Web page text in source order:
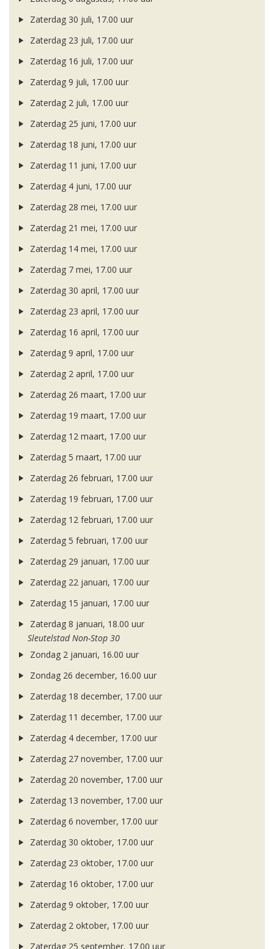
Zaterdag 30 juli, 17.00 uur
Zaterdag 23 juli, 17.00 uur
Zaterdag 16 juli, 17.00 uur
Zaterdag 9 juli, 17.00 uur
Zaterdag 2 juli, 17.00 uur
Zaterdag 25 juni, 17.00 uur
Zaterdag 18 juni, 17.00 uur
Zaterdag 11 juni, 17.00 uur
Zaterdag 4 juni, 17.00 uur
Zaterdag 28 mei, 17.00 uur
Zaterdag 21 mei, 17.00 uur
Zaterdag 14 mei, 17.00 uur
Zaterdag 7 mei, 17.00 uur
Zaterdag 30 april, 17.00 uur
Zaterdag 23 april, 17.00 uur
Zaterdag 16 april, 17.00 uur
Zaterdag 9 april, 17.00 uur
Zaterdag 2 april, 17.00 uur
Zaterdag 26 maart, 17.00 uur
Zaterdag 19 maart, 17.00 uur
Zaterdag 12 maart, 17.00 uur
Zaterdag 5 maart, 17.00 uur
Zaterdag 26 februari, 17.00 uur
Zaterdag 19 februari, 17.00 uur
Zaterdag 12 februari, 17.00 uur
Zaterdag 5 februari, 17.00 uur
Zaterdag 29 januari, 17.00 uur
Zaterdag 22 januari, 17.00 uur
Zaterdag 15 januari, 17.00 uur
Zaterdag 8 januari, 18.00 uur
Sleutelstad Non-Stop 30
Zondag 2 januari, 16.00 uur
Zondag 26 december, 16.00 uur
Zaterdag 18 december, 17.00 uur
Zaterdag 11 december, 17.00 uur
Zaterdag 4 december, 17.00 uur
Zaterdag 27 november, 17.00 uur
Zaterdag 20 november, 17.00 uur
Zaterdag 13 november, 17.00 uur
Zaterdag 6 november, 17.00 uur
Zaterdag 30 oktober, 17.00 uur
Zaterdag 23 oktober, 17.00 uur
Zaterdag 16 oktober, 17.00 uur
Zaterdag 9 oktober, 17.00 uur
Zaterdag 2 oktober, 17.00 uur
Zaterdag 25 september, 17.00 uur